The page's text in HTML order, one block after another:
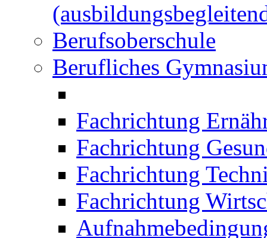
Berufsoberschule
Berufliches
Fachrichtung
Fachrichtung
Fachrichtung
Fachrichtung